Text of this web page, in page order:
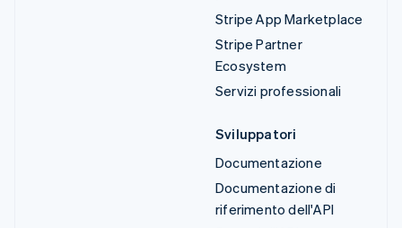
Stripe App Marketplace
Stripe Partner
Ecosystem
Servizi professionali
Sviluppatori
Documentazione
Documentazione di
riferimento dell'API